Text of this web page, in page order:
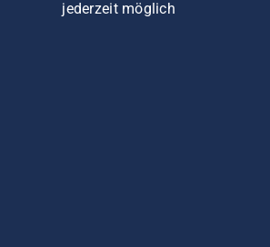
jederzeit möglich